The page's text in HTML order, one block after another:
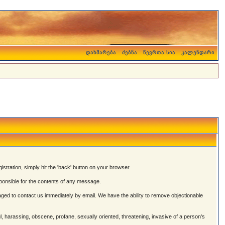
დახმარება ძებნა წევრთა სია კალენდარი
simply hit the 'back' button on your browser.
for the contents of any message.
to contact us immediately by email. We have the ability to remove objectionable
obscene, profane, sexually oriented, threatening, invasive of a person's